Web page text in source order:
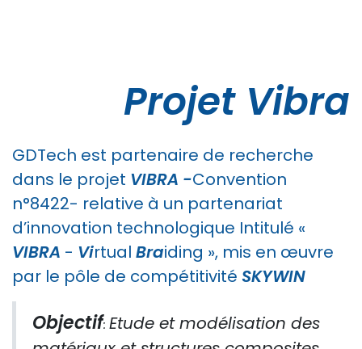
Projet Vibra
GDTech est partenaire de recherche
dans le projet VIBRA -Convention
n°8422- relative à un partenariat
d’innovation technologique Intitulé «
VIBRA - Virtual Braiding », mis en œuvre
par le pôle de compétitivité SKYWIN
Objectif: Etude et modélisation des